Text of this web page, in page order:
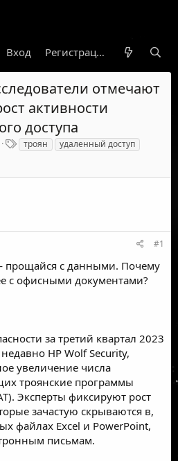
Гарант Новости
Вход Регистрация
отмечают
активности
доступа
Т
е
и
троян удаленный доступ
#1
прощайся с данными. Почему
с офисными документами?
за третий квартал 2023
HP Wolf Security,
увеличение числа
троянские программы
). Эксперты фиксируют рост
зачастую скрываются в,
файлах Excel и PowerPoint,
письмам.